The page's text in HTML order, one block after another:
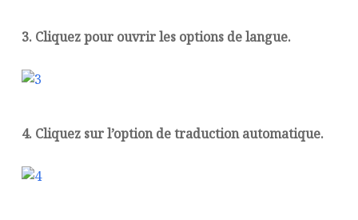
3. Cliquez pour ouvrir les options de langue.
4. Cliquez sur l’option de traduction automatique.